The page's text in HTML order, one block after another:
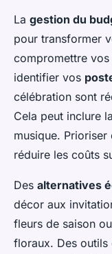
La gestion du
pour transformer
compromettre
identifier vos
célébration sont
Cela peut inclure
musique.
réduire les coûts
Des alternatives
décor aux
fleurs de saison
floraux. Des outils